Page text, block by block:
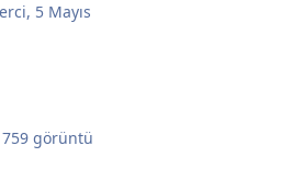
, 5 Mayıs
759 görüntü